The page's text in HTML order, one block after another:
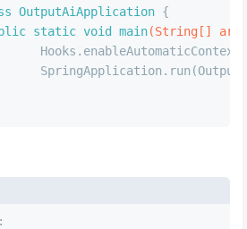
OutputAiApplication {
static void main(String[]